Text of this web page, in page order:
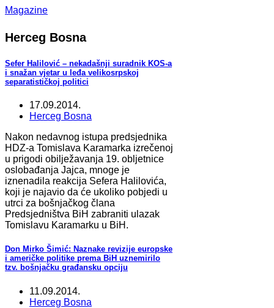
Magazine
Herceg Bosna
Sefer Halilović – nekadašnji suradnik KOS-a
i snažan vjetar u leđa velikosrpskoj
separatističkoj politici
17.09.2014.
Herceg Bosna
Nakon nedavnog istupa predsjednika
HDZ-a Tomislava Karamarka izrečenoj
u prigodi obilježavanja 19. obljetnice
oslobađanja Jajca, mnoge je
iznenadila reakcija Sefera Halilovića,
koji je najavio da će ukoliko pobjedi u
utrci za bošnjačkog člana
Predsjedništva BiH zabraniti ulazak
Tomislavu Karamarku u BiH.
Don Mirko Šimić: Naznake revizije europske
i američke politike prema BiH uznemirilo
tzv. bošnjačku građansku opciju
11.09.2014.
Herceg Bosna